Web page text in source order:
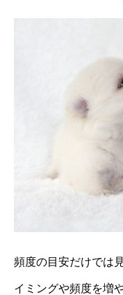
頻度の目安だけでは
イミングや頻度を増